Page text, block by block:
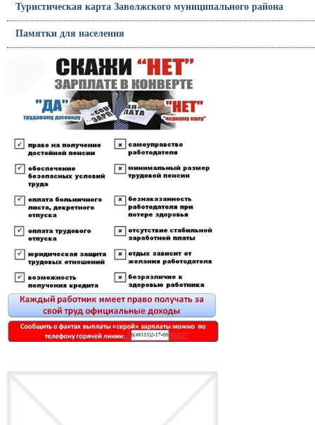
Туристическая карта Заволжского муниципального района
Памятки для населения